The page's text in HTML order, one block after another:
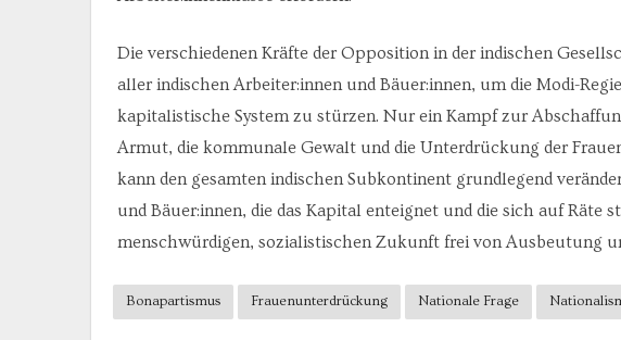
Die verschiedenen Kräfte der Opposition in der indischen
aller indischen Arbeiter:innen und Bäuer:innen, um die Modi-
kapitalistische System zu stürzen. Nur ein Kampf zur
Armut, die kommunale Gewalt und die Unterdrückung der
kann den gesamten indischen Subkontinent grundlegend
und Bäuer:innen, die das Kapital enteignet und die sich auf Räte
menschwürdigen, sozialistischen Zukunft frei von Ausbeutung
Bonapartismus Frauenunterdrückung Nationale Frage